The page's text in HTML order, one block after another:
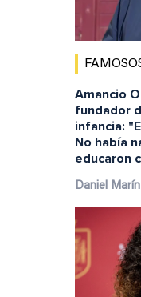
Amancio
fundador
infancia:
No había
educaron
Daniel Marín